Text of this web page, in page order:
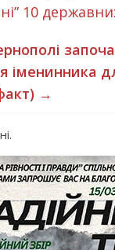
10
іменинника
→